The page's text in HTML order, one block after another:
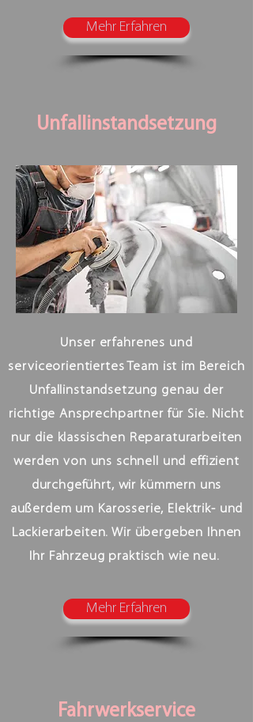
Mehr Erfahren
Unfallinstandsetzung
Unser erfahrenes und
serviceorientiertes Team ist im Bereich
Unfallinstandsetzung genau der
richtige Ansprechpartner für Sie. Nicht
nur die klassischen Reparaturarbeiten
werden von uns schnell und effizient
durchgeführt, wir kümmern uns
außerdem um Karosserie, Elektrik- und
Lackierarbeiten. Wir übergeben Ihnen
Ihr Fahrzeug praktisch wie neu.
Mehr Erfahren
Fahrwerkservice